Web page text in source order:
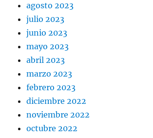
agosto 2023
julio 2023
junio 2023
mayo 2023
abril 2023
marzo 2023
febrero 2023
diciembre 2022
noviembre 2022
octubre 2022